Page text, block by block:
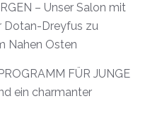
– Unser Salon mit
Dotan-Dreyfus zu
Nahen Osten
FÜR JUNGE
ein charmanter